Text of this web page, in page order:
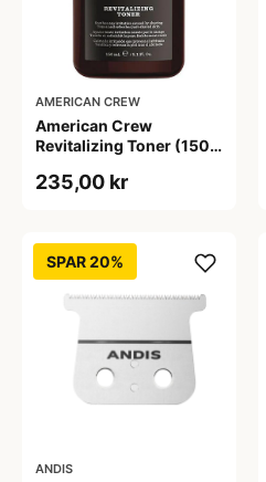
AMERICAN CREW
American Crew
Revitalizing Toner (150
235,00 kr
SPAR 20%
ANDIS